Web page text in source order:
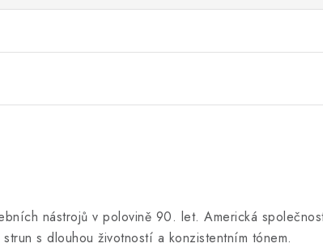
nástrojů v polovině 90. let. Americká
s dlouhou životností a konzistentním tónem.